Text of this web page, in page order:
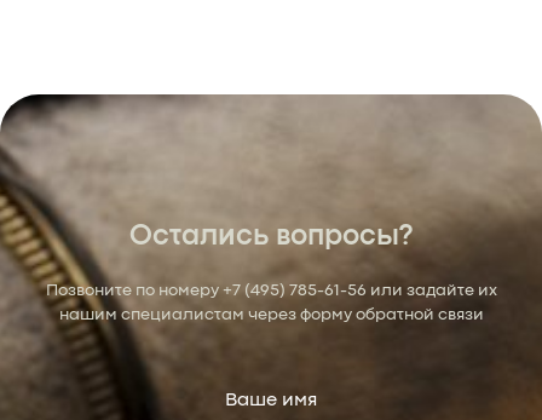
Остались вопросы?
Позвоните по номеру +7 (495) 785-61-56 или задайте их
нашим специалистам через форму обратной связи